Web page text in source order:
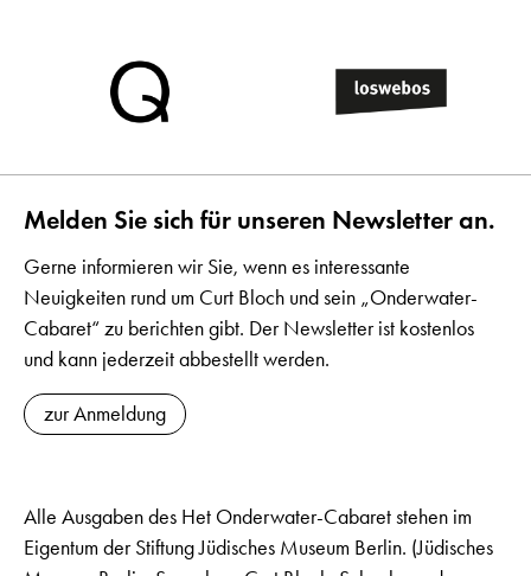
Melden Sie sich für unseren Newsletter an.
Gerne informieren wir Sie, wenn es interessante
Neuigkeiten rund um Curt Bloch und sein „Onderwater-
Cabaret“ zu berichten gibt. Der Newsletter ist kostenlos
und kann jederzeit abbestellt werden.
zur Anmeldung
Alle Ausgaben des Het Onderwater-Cabaret stehen im
Eigentum der Stiftung Jüdisches Museum Berlin. (Jüdisches